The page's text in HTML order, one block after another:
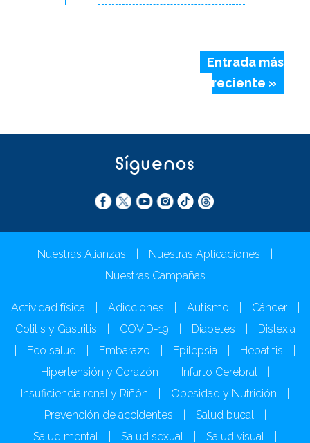
Entrada más
reciente »
Síguenos
Nuestras Alianzas Nuestras Aplicaciones
Nuestras Campañas
Actividad física Adicciones Autismo Cáncer
Colitis y Gastritis
COVID-19 Diabetes
Dislexia
Eco salud Embarazo Epilepsia Hepatitis
Hipertensión y Corazón
Infarto Cerebral
Insuficiencia renal y Riñón
Obesidad y Nutrición
Prevención de accidentes
Salud bucal
Salud mental
Salud sexual Salud visual